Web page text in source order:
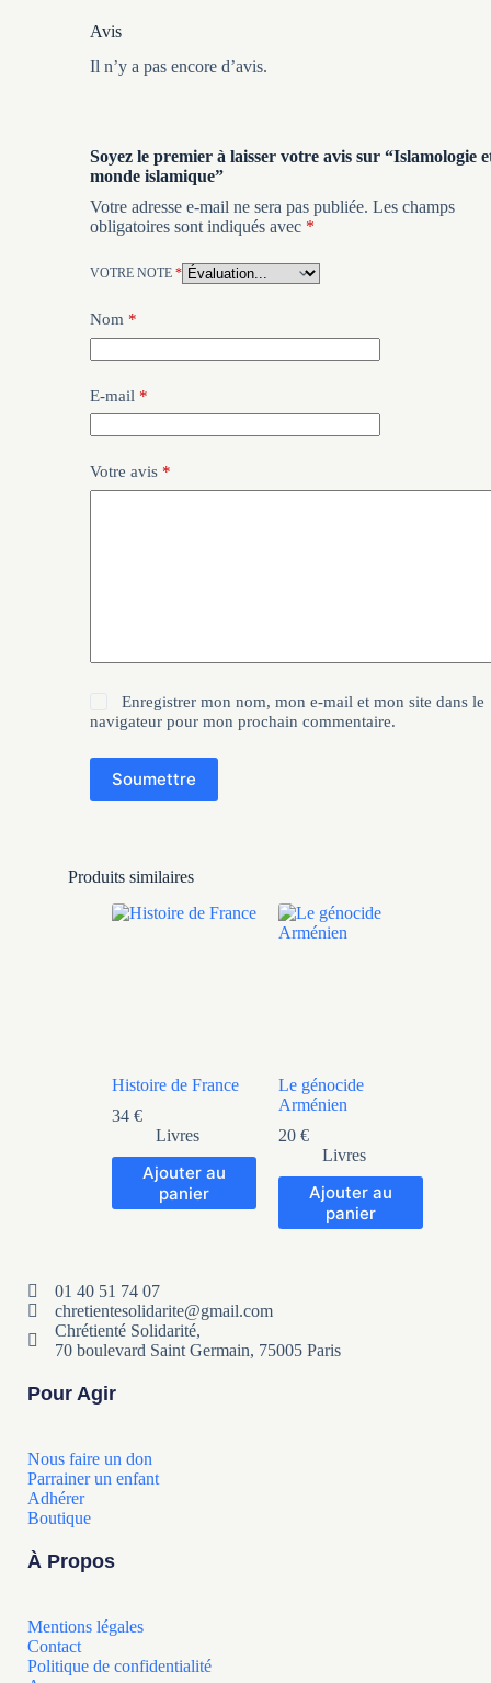
Produits similaires
Histoire de France
34 €
Livres
Ajouter au
panier
Le génocide
Arménien
20 €
Livres
Ajouter au
panier
Avis
Il n’y a pas encore d’avis.
Soyez le premier à laisser votre avis sur “Islamologie
monde islamique”
Votre adresse e-mail ne sera pas publiée. Les champs
obligatoires sont indiqués avec *
VOTRE NOTE *
Nom*
E-mail *
Votre avis *
Enregistrer mon nom, mon e-mail et mon site dans le
navigateur pour mon prochain commentaire.
Soumettre
01 40 51 74 07
chretientesolidarite@gmail.com
Chrétienté Solidarité,
70 boulevard Saint Germain, 75005 Paris
Pour Agir
Nous faire un don
Parrainer un enfant
Adhérer
Boutique
À Propos
Mentions légales
Contact
Politique de confidentialité